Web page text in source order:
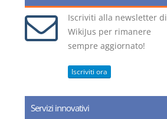
Iscriviti alla newsletter di
WikiJus per rimanere
sempre aggiornato!
Iscriviti ora
Servizi innovativi